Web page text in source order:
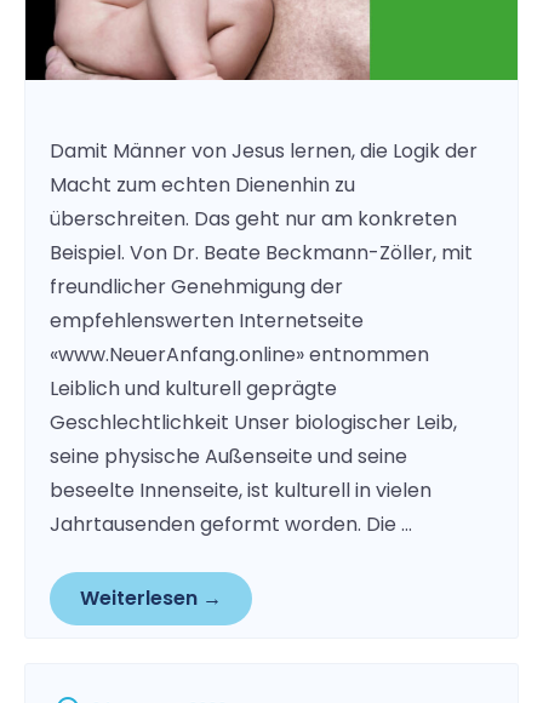
Damit Männer von Jesus lernen, die Logik der
Macht zum echten Dienenhin zu
überschreiten. Das geht nur am konkreten
Beispiel. Von Dr. Beate Beckmann-Zöller, mit
freundlicher Genehmigung der
empfehlenswerten Internetseite
«www.NeuerAnfang.online» entnommen
Leiblich und kulturell geprägte
Geschlechtlichkeit Unser biologischer Leib,
seine physische Außenseite und seine
beseelte Innenseite, ist kulturell in vielen
Jahrtausenden geformt worden. Die …
Weiterlesen →